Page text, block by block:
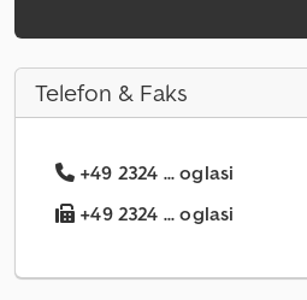
Telefon & Faks
+49 2324 ... oglasi
+49 2324 ... oglasi